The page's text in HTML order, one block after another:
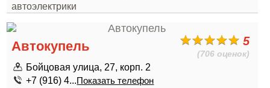
автоэлектрики
5
(706 оценок)
Автокупель
Бойцовая улица, 27, корп. 2
+7 (916) 4...Показать телефон